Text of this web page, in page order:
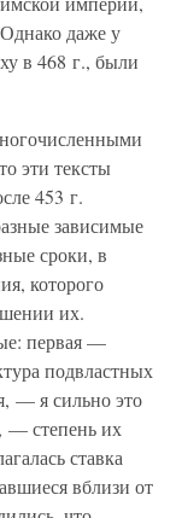
Однако даже у
в 468 г., были
эти тексты
453 г.
зависимые
сроки, в
которого
их.
первая —
подвластных
— я сильно это
— степень их
ставка
вблизи от